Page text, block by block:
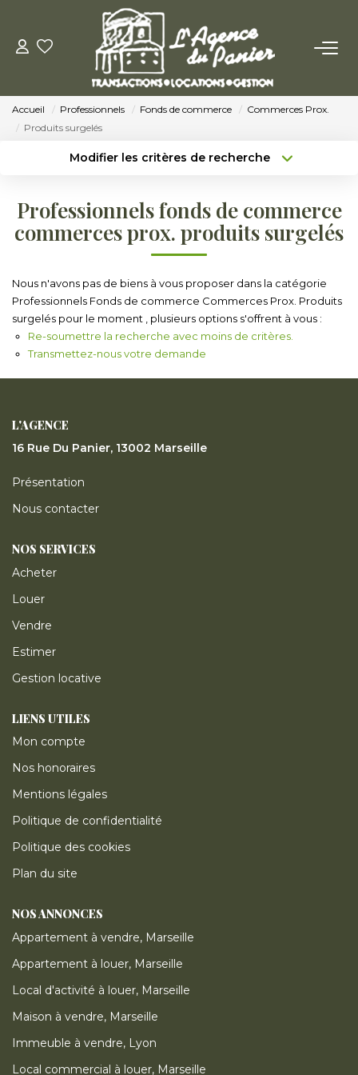
ACHETER
LOUER
Louer
VENDRE
Accueil Professionnels Fonds de commerce
Commerces Prox.
Produits surgelés
Modifier les critères de recherche
Sélectionnez...
Type de bien
Surface min
Créer une alerte
Professionnels fonds de commerce
commerces prox. produits surgelés
Nous n'avons pas de biens à vous proposer dans la catégorie
Professionnels Fonds de commerce Commerces Prox. Produits
surgelés pour le moment , plusieurs options s'offrent à vous :
Re-soumettre la recherche avec moins de critères.
Transmettez-nous votre demande
L'AGENCE
16 Rue Du Panier, 13002 Marseille
Présentation
Nous contacter
NOS SERVICES
Acheter
Louer
Vendre
Estimer
Gestion locative
LIENS UTILES
Mon compte
Nos honoraires
Mentions légales
Politique de confidentialité
Politique des cookies
Plan du site
NOS ANNONCES
Appartement à vendre, Marseille
Appartement à louer, Marseille
Local d'activité à louer, Marseille
Maison à vendre, Marseille
Immeuble à vendre, Lyon
Local commercial à louer, Marseille